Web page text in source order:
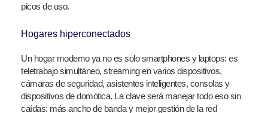
picos de uso.
Hogares hiperconectados
Un hogar moderno ya no es solo smartphones y laptops: es
teletrabajo simultáneo, streaming en varios dispositivos,
cámaras de seguridad, asistentes inteligentes, consolas y
dispositivos de domótica. La clave será manejar todo eso sin
caídas: más ancho de banda y mejor gestión de la red